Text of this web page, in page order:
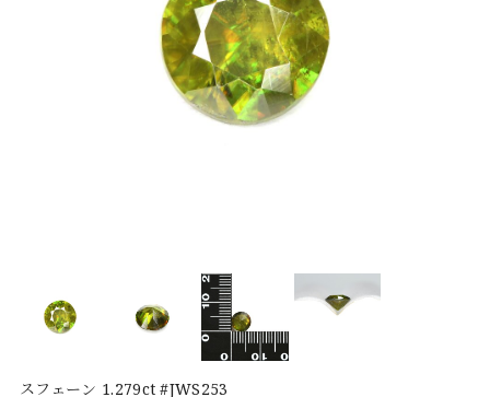
スフェーン 1.279ct #JWS253